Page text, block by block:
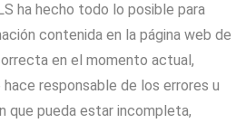
ha hecho todo lo posible para
contenida en la página web de
en el momento actual,
hace responsable de los errores u
que pueda estar incompleta,